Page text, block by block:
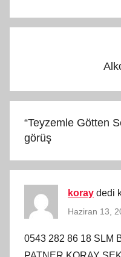
“Teyzemle Götten
görüş
koray dedi
Haziran 13,
0543 282 86 18 SLM